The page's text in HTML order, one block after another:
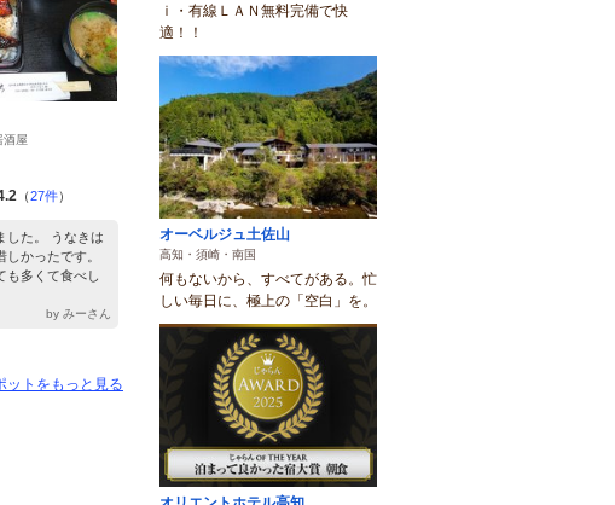
酒屋
（27件）
した。 うなきは
しかったです。
も多くて食べし
by みーさん
ットをもっと見る
ｉ・有線ＬＡＮ無料完備で快
適！！
オーベルジュ土佐山
高知・須崎・南国
何もないから、すべてがある。忙
しい毎日に、極上の「空白」を。